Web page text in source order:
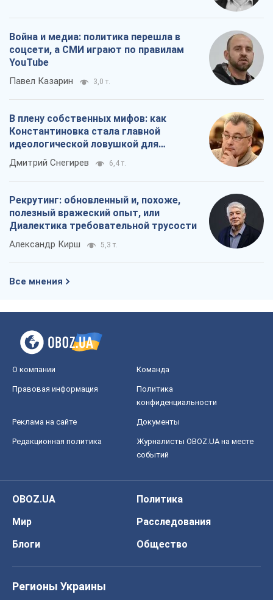
Война и медиа: политика перешла в
соцсети, а СМИ играют по правилам
YouTube
Павел Казарин 3,0 т.
В плену собственных мифов: как
Константиновка стала главной
идеологической ловушкой для
российских оккупантов
Дмитрий Снегирев 6,4 т.
Рекрутинг: обновленный и, похоже,
полезный вражеский опыт, или
Диалектика требовательной трусости
Александр Кирш 5,3 т.
Все мнения
О компании Команда
Правовая информация
Политика
конфиденциальности
Реклама на сайте Документы
Редакционная политика
Журналисты OBOZ.UA на месте
событий
OBOZ.UA
Политика
Мир
Расследования
Блоги
Общество
Регионы Украины